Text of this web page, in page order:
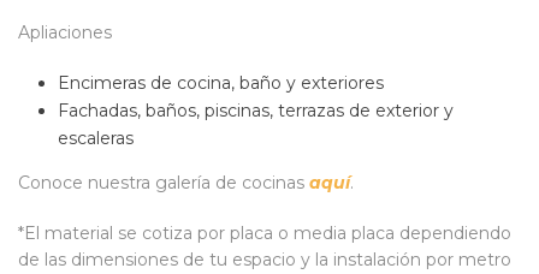
Apliaciones
Encimeras de cocina, baño y exteriores
Fachadas, baños, piscinas, terrazas de exterior y
escaleras
Conoce nuestra galería de cocinas aquí.
*El material se cotiza por placa o media placa dependiendo
de las dimensiones de tu espacio y la instalación por metro